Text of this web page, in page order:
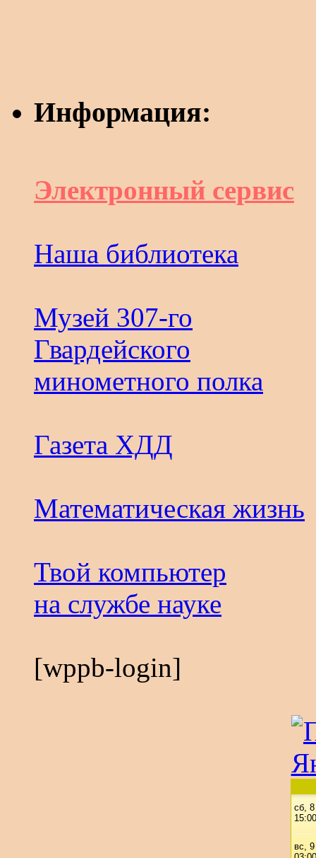
Информация:
Электронный сервис
Наша библиотека
Музей 307-го
Гвардейского
минометного полка
Газета ХДД
Математическая жизнь
Твой компьютер
на службе науке
[wppb-login]